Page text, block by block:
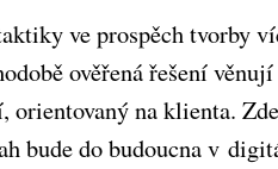
ve prospěch tvorby
ověřená řešení
orientovaný na klienta.
bude do budoucna v